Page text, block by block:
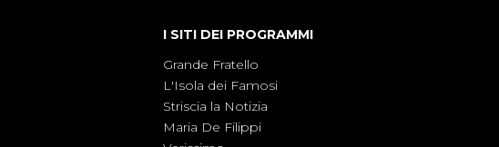
I SITI DEI PROGRAMMI
Grande Fratello
L'Isola dei Famosi
Striscia la Notizia
Maria De Filippi